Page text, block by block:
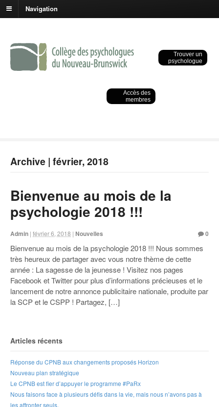
Navigation
Trouver un
psychologue
Accès des
membres
Archive | février, 2018
Bienvenue au mois de la
psychologie 2018 !!!
Admin |février 6, 2018 | Nouvelles 0
Bienvenue au mois de la psychologie 2018 !!! Nous sommes
très heureux de partager avec vous notre thème de cette
année : La sagesse de la jeunesse ! Visitez nos pages
Facebook et Twitter pour plus d’informations précieuses et le
lancement de notre annonce publicitaire nationale, produite par
la SCP et le CSPP ! Partagez, […]
Articles récents
Réponse du CPNB aux changements proposés Horizon
Nouveau plan stratégique
Le CPNB est fier d’appuyer le programme #PaRx
Nous faisons face à plusieurs défis dans la vie, mais nous n’avons pas à
les affronter seuls.